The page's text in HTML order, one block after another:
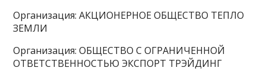
Организация: АКЦИОНЕРНОЕ ОБЩЕСТВО ТЕПЛО
ЗЕМЛИ
Организация: ОБЩЕСТВО С ОГРАНИЧЕННОЙ
ОТВЕТСТВЕННОСТЬЮ ЭКСПОРТ ТРЭЙДИНГ